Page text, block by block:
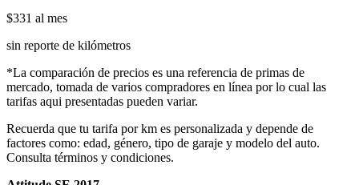
$331 al mes
sin reporte de kilómetros
*La comparación de precios es una referencia de primas de
mercado, tomada de varios compradores en línea por lo cual las
tarifas aqui presentadas pueden variar.
Recuerda que tu tarifa por km es personalizada y depende de
factores como: edad, género, tipo de garaje y modelo del auto.
Consulta términos y condiciones.